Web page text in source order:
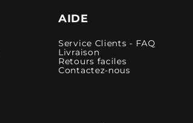
AIDE
Service Clients - FAQ
Livraison
Retours faciles
Contactez-nous